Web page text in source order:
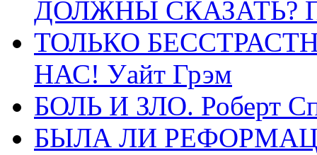
ДОЛЖНЫ СКАЗАТЬ?
ТОЛЬКО
НАС! Уайт Грэм
БОЛЬ И ЗЛО. Роберт
БЫЛА ЛИ